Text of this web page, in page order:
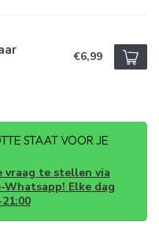
€6,99
STAAT VOOR JE
vraag te stellen via
Elke dag